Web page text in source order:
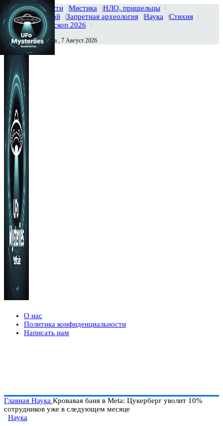
Главная Новости Мистика
НЛО, пришельцы
Тайны вселенной
Запретная археология Наука
Стихия
История
Гороскоп 2026
Сегодня Пятница , 7 Август 2026
О нас
Политика конфиденциальности
Написать нам
Главная Наука Кровавая баня в Meta: Цукерберг уволит 10%
сотрудников уже в следующем месяце
Наука